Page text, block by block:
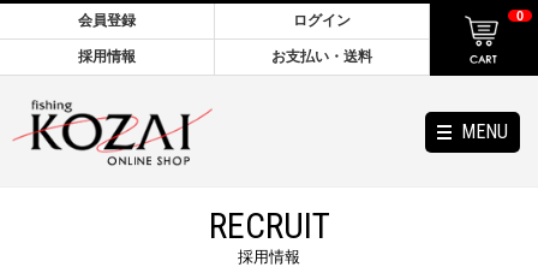
MENU
会員登録 ログイン
採用情報 お支払い・送料
0
RECRUIT
採用情報